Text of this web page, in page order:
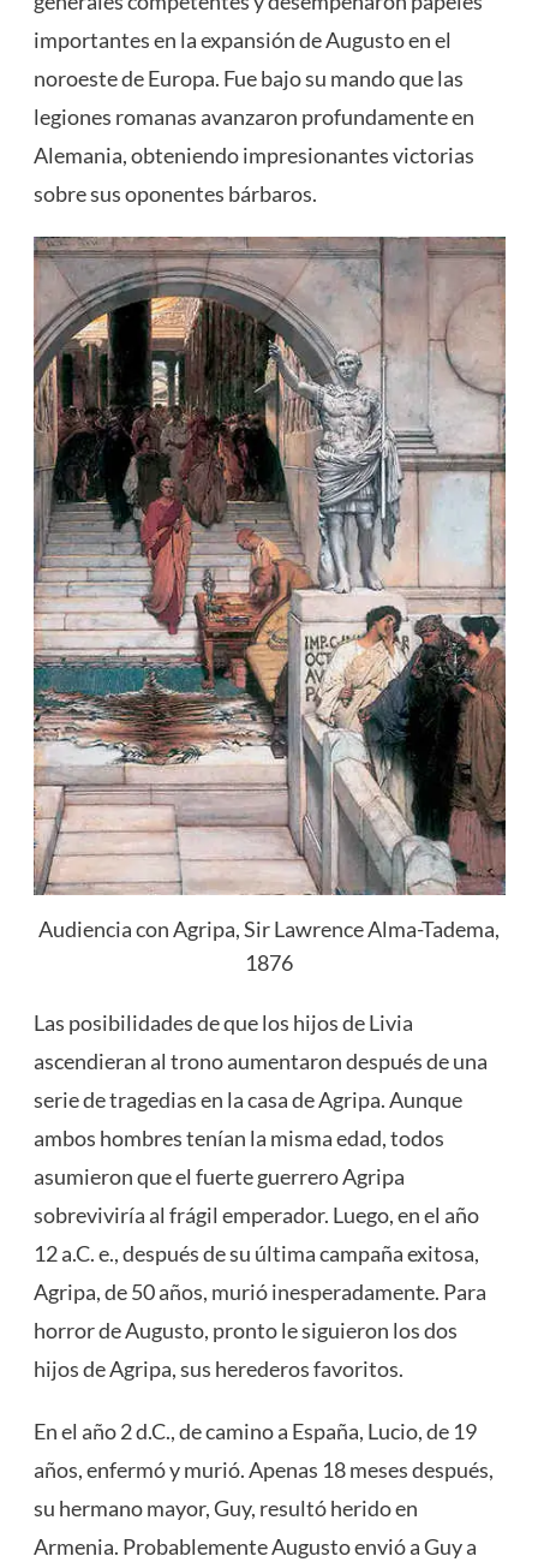
importantes en la expansión de Augusto en el
noroeste de Europa. Fue bajo su mando que las
legiones romanas avanzaron profundamente en
Alemania, obteniendo impresionantes victorias
sobre sus oponentes bárbaros.
Audiencia con Agripa, Sir Lawrence Alma-Tadema,
1876
Las posibilidades de que los hijos de Livia
ascendieran al trono aumentaron después de una
serie de tragedias en la casa de Agripa. Aunque
ambos hombres tenían la misma edad, todos
asumieron que el fuerte guerrero Agripa
sobreviviría al frágil emperador. Luego, en el año
12 a.C. e., después de su última campaña exitosa,
Agripa, de 50 años, murió inesperadamente. Para
horror de Augusto, pronto le siguieron los dos
hijos de Agripa, sus herederos favoritos.
En el año 2 d.C., de camino a España, Lucio, de 19
años, enfermó y murió. Apenas 18 meses después,
su hermano mayor, Guy, resultó herido en
Armenia. Probablemente Augusto envió a Guy a